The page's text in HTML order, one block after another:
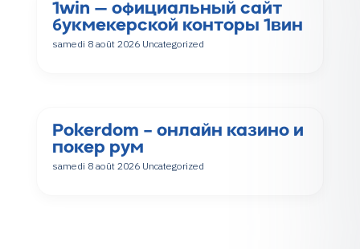
1win — официальный сайт
букмекерской конторы 1вин
samedi 8 août 2026 Uncategorized
Pokerdom – онлайн казино и
покер рум
samedi 8 août 2026 Uncategorized